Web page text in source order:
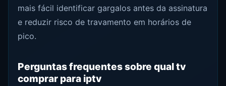
mais fácil identificar gargalos antes da assinatura
e reduzir risco de travamento em horários de
pico.
Perguntas frequentes sobre qual tv
comprar para iptv